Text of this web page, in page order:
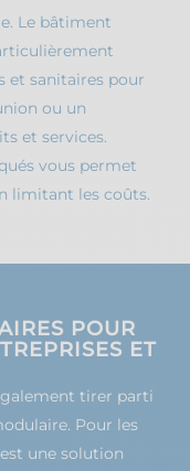
Le bâtiment
et sanitaires pour
ou un
et services.
vous permet
limitant les coûts.
POUR
ET
tirer parti
Pour les
une solution